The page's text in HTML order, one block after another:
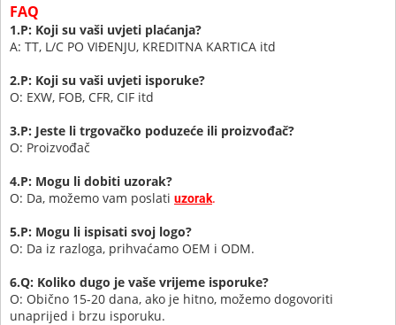
FAQ
1.P: Koji su vaši uvjeti plaćanja?
A: TT, L/C PO VIĐENJU, KREDITNA KARTICA itd
2.P: Koji su vaši uvjeti isporuke?
O: EXW, FOB, CFR, CIF itd
3.P: Jeste li trgovačko poduzeće ili proizvođač?
O: Proizvođač
4.P: Mogu li dobiti uzorak?
O: Da, možemo vam poslati uzorak.
5.P: Mogu li ispisati svoj logo?
O: Da iz razloga, prihvaćamo OEM i ODM.
6.Q: Koliko dugo je vaše vrijeme isporuke?
O: Obično 15-20 dana, ako je hitno, možemo dogovoriti
unaprijed i brzu isporuku.